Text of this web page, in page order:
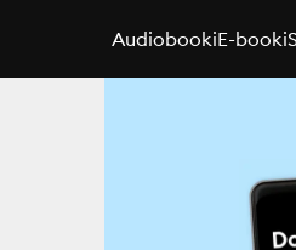
AudiobookiE-booki